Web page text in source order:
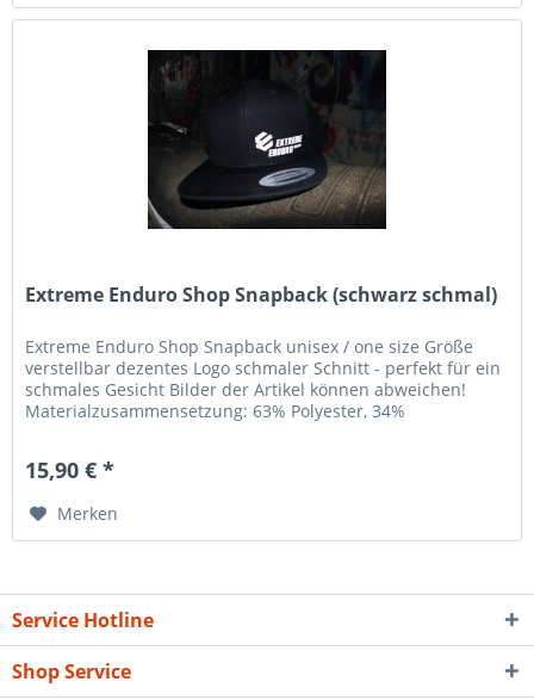
Extreme Enduro Shop Snapback (schwarz schmal)
Extreme Enduro Shop Snapback unisex / one size Größe
verstellbar dezentes Logo schmaler Schnitt - perfekt für ein
schmales Gesicht Bilder der Artikel können abweichen!
Materialzusammensetzung: 63% Polyester, 34%
15,90 € *
Merken
Service Hotline
Shop Service